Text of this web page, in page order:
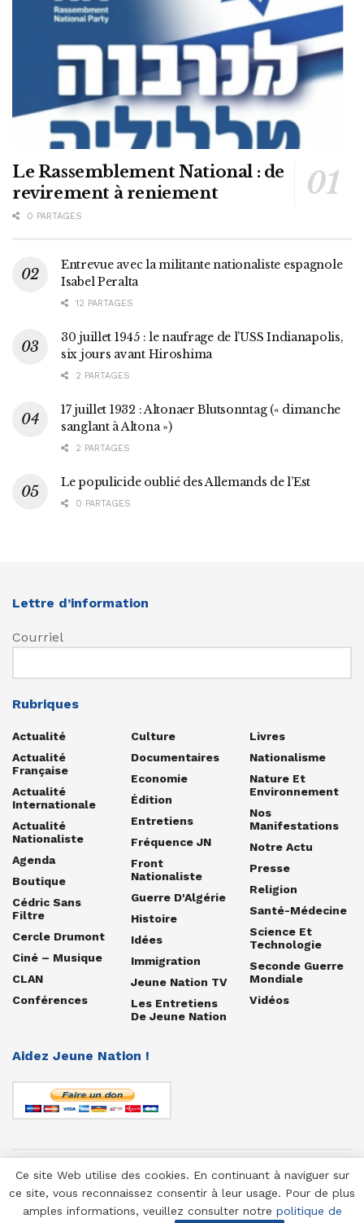
Le Rassemblement National : de
revirement à reniement
0 PARTAGES
Entrevue avec la militante nationaliste espagnole
Isabel Peralta
12 PARTAGES
30 juillet 1945 : le naufrage de l’USS Indianapolis,
six jours avant Hiroshima
2 PARTAGES
17 juillet 1932 : Altonaer Blutsonntag (« dimanche
sanglant à Altona »)
2 PARTAGES
Le populicide oublié des Allemands de l’Est
0 PARTAGES
Lettre d’information
Courriel
Rubriques
Actualité
Actualité
Française
Actualité
Internationale
Actualité
Nationaliste
Agenda
Boutique
Cédric Sans
Filtre
Cercle Drumont
Ciné – Musique
CLAN
Conférences
Culture
Documentaires
Economie
Édition
Entretiens
Fréquence JN
Front
Nationaliste
Guerre D'Algérie
Histoire
Idées
Immigration
Jeune Nation TV
Les Entretiens
De Jeune Nation
Livres
Nationalisme
Nature Et
Environnement
Nos
Manifestations
Notre Actu
Presse
Religion
Santé-Médecine
Science Et
Technologie
Seconde Guerre
Mondiale
Vidéos
Aidez Jeune Nation !
© 1958-2025 Jeune Nation
Ce site Web utilise des cookies. En continuant à naviguer sur
ce site, vous reconnaissez consentir à leur usage. Pour de plus
amples informations, veuillez consulter notre politique de